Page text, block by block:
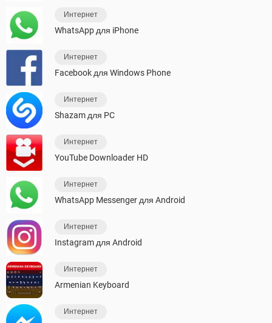
Интернет
WhatsApp для iPhone
Интернет
Facebook для Windows Phone
Интернет
Shazam для PC
Интернет
YouTube Downloader HD
Интернет
WhatsApp Messenger для Android
Интернет
Instagram для Android
Интернет
Armenian Keyboard
Интернет